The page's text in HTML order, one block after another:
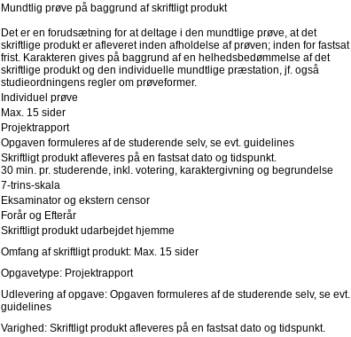
Mundtlig prøve på baggrund af skriftligt produkt
Det er en forudsætning for at deltage i den mundtlige prøve, at det
skriftlige produkt er afleveret inden afholdelse af prøven; inden for fastsat
frist. Karakteren gives på baggrund af en helhedsbedømmelse af det
skriftlige produkt og den individuelle mundtlige præstation, jf. også
studieordningens regler om prøveformer.
Individuel prøve
Max. 15 sider
Projektrapport
Opgaven formuleres af de studerende selv, se evt. guidelines
Skriftligt produkt afleveres på en fastsat dato og tidspunkt.
30 min. pr. studerende, inkl. votering, karaktergivning og begrundelse
7-trins-skala
Eksaminator og ekstern censor
Forår og Efterår
Skriftligt produkt udarbejdet hjemme
Omfang af skriftligt produkt: Max. 15 sider
Opgavetype: Projektrapport
Udlevering af opgave: Opgaven formuleres af de studerende selv, se evt.
guidelines
Varighed: Skriftligt produkt afleveres på en fastsat dato og tidspunkt.